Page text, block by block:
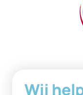
Wij